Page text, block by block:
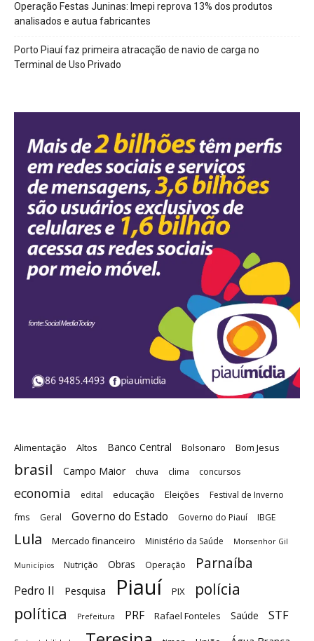
Operação Festas Juninas: Imepi reprova 13% dos produtos
analisados e autua fabricantes
Porto Piauí faz primeira atracação de navio de carga no
Terminal de Uso Privado
Alimentação Altos Banco Central Bolsonaro Bom Jesus
brasil Campo Maior chuva clima concursos
economia edital educação Eleições Festival de Inverno
fms Geral Governo do Estado Governo do Piauí IBGE
Lula Mercado financeiro Ministério da Saúde Monsenhor Gil
Municípios Nutrição Obras Operação Parnaíba
Pedro II Pesquisa Piauí PIX
polícia
política
Prefeitura PRF Rafael Fonteles Saúde STF